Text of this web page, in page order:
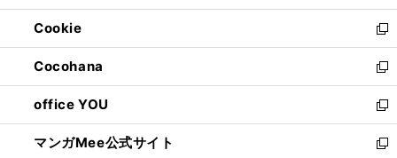
開
く
ウ
で
開
く
ン
ド
ウ
で
開
く
ウ
ィ
ン
ド
ウ
で
開
く
Cookie
新
し
い
ウ
ィ
ン
ド
Cocohana
新
し
い
ウ
ィ
office YOU
新
し
い
マンガMee公式サイト
新